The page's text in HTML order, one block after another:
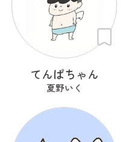
てんぱちゃん
夏野いく